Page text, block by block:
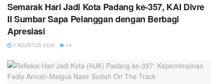
Semarak Hari Jadi Kota Padang ke-357, KAI Divre
II Sumbar Sapa Pelanggan dengan Berbagi
Apresiasi
7 AGUSTUS 2026 14